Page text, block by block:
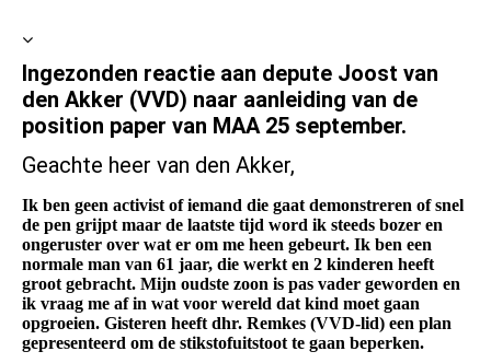
Ingezonden reactie aan depute Joost van
den Akker (VVD) naar aanleiding van de
position paper van MAA 25 september.
Geachte heer van den Akker,
Ik ben geen activist of iemand die gaat demonstreren of snel
de pen grijpt maar de laatste tijd word ik steeds bozer en
ongeruster over wat er om me heen gebeurt. Ik ben een
normale man van 61 jaar, die werkt en 2 kinderen heeft
groot gebracht. Mijn oudste zoon is pas vader geworden en
ik vraag me af in wat voor wereld dat kind moet gaan
opgroeien. Gisteren heeft dhr. Remkes (VVD-lid) een plan
gepresenteerd om de stikstofuitstoot te gaan beperken.